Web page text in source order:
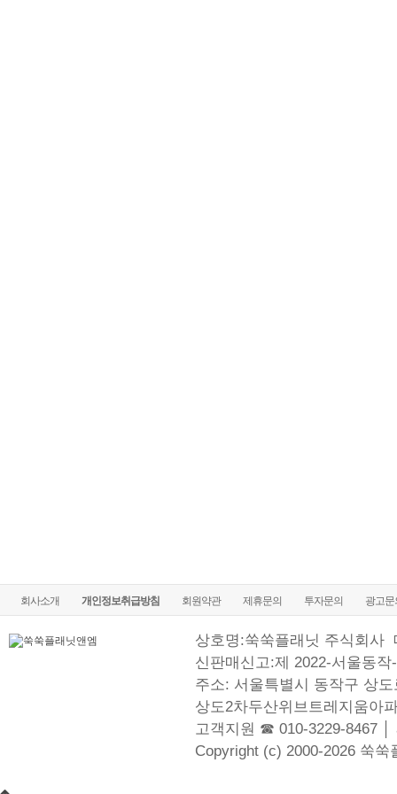
회사소개 개인정보취급방침 회원약관 제휴문의 투자문의 광고문
상호명:쑥쑥플래닛 주식회사
신판매신고:제 2022-서울동작
주소: 서울특별시 동작구 상
상도2차두산위브트레지움아
고객지원 ☎ 010-3229-8467 │
Copyright (c) 2000-2026 쑥